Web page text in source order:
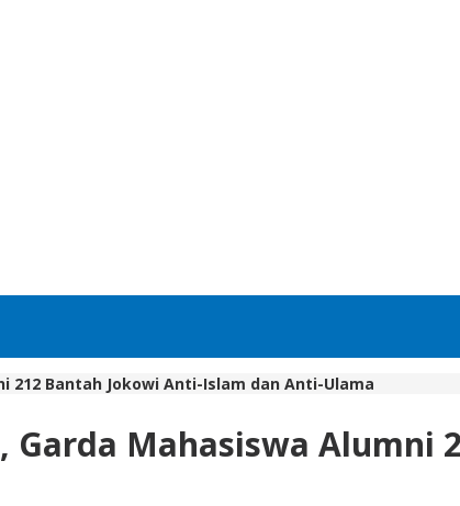
212 Bantah Jokowi Anti-Islam dan Anti-Ulama
Mahasiswa Alumni